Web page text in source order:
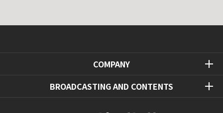
COMPANY
BROADCASTING AND CONTENTS